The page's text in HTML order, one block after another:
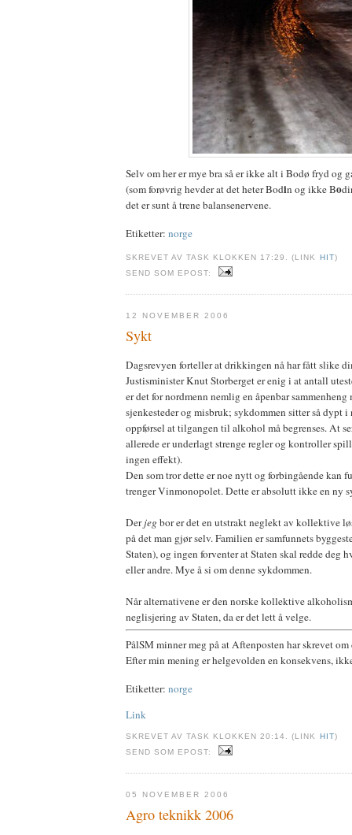
Selv om her er mye bra så er ikke alt i Bodø fryd og
(som forøvrig hevder at det heter Bodin og ikke Bo
det er sunt å trene balansenervene.
Etiketter: norge
SKREVET AV TASK KLOKKEN 17:29. (LINK HIT)
SEND SOM EPOST:
12 NOVEMBER 2006
Sykt
Dagsrevyen forteller at drikkingen nå har fått slike
Justisminister Knut Storberget er enig i at antall
er det for nordmenn nemlig en åpenbar
sjenkesteder og misbruk; sykdommen sitter så dypt
oppførsel at tilgangen til alkohol må begrenses. At
allerede er underlagt strenge regler og kontroller
ingen effekt).
Den som tror dette er noe nytt og forbingående kan
trenger Vinmonopolet. Dette er absolutt ikke en ny
Derjeg bor er det en utstrakt neglekt av kollektive
på det man gjør selv. Familien er samfunnets
Staten), og ingen forventer at Staten skal redde deg
eller andre. Mye å si om denne sykdommen.
Når alternativene er den norske kollektive
neglisjering av Staten, da er det lett å velge.
PålSM minner meg på at Aftenposten har skrevet
Efter min mening er helgevolden en konsekvens,
Etiketter: norge
Link
SKREVET AV TASK KLOKKEN 20:14. (LINK HIT)
SEND SOM EPOST:
05 NOVEMBER 2006
Agro teknikk 2006